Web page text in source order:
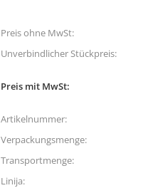
Preis ohne MwSt:
Unverbindlicher Stückpreis:
Preis mit MwSt:
Artikelnummer:
Verpackungsmenge:
Transportmenge:
Linija: